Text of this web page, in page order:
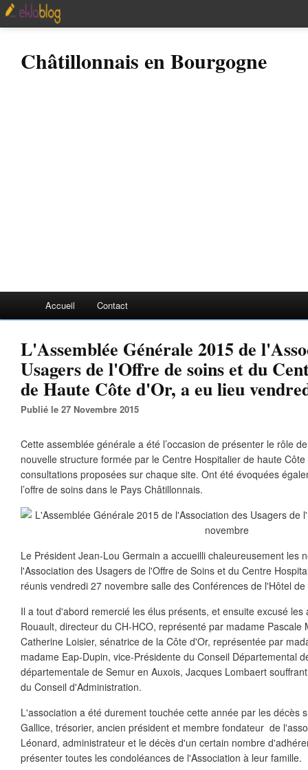
Châtillonnais en Bourgogne
Accueil Contact
L'Assemblée Générale 2015 de
Usagers de l'Offre de soins et du
de Haute Côte d'Or, a eu lieu
Publié le 27 Novembre 2015
Cette assemblée générale a été l’occasion de présenter le rôle
nouvelle structure formée par le Centre Hospitalier de haute
consultations proposées sur chaque site. Ont été évoquées
l’offre de soins dans le Pays Châtillonnais.
Le Président Jean-Lou Germain a accueilli chaleureusement les
l'Association des Usagers de l'Offre de Soins et du Centre
réunis vendredi 27 novembre salle des Conférences de l'Hôtel
Il a tout d'abord remercié les élus présents, et ensuite excusé
Rouault, directeur du CH-HCO, représenté par madame Pascale
Catherine Loisier, sénatrice de la Côte d'Or, représentée par
madame Eap-Dupin, vice-Présidente du Conseil Départemental
départementale de Semur en Auxois, Jacques Lombaert
du Conseil d'Administration.
L'association a été durement touchée cette année par les décès
Gallice, trésorier, ancien président et membre fondateur de
Léonard, administrateur et le décès d'un certain nombre
présenter toutes les condoléances de l'Association à leur famille.